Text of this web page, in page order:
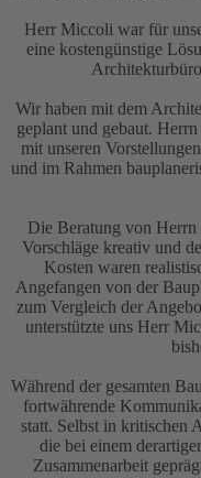
Herr Miccoli war für
eine kostengünstige
Wir haben mit dem
geplant und gebaut.
mit unseren
und im Rahmen
Die Beratung von
Vorschläge kreativ und
Kosten waren
Angefangen von der
zum Vergleich der
unterstützte uns Herr
Während der gesamten
fortwährende
statt. Selbst in kritischen
die bei einem
Zusammenarbeit